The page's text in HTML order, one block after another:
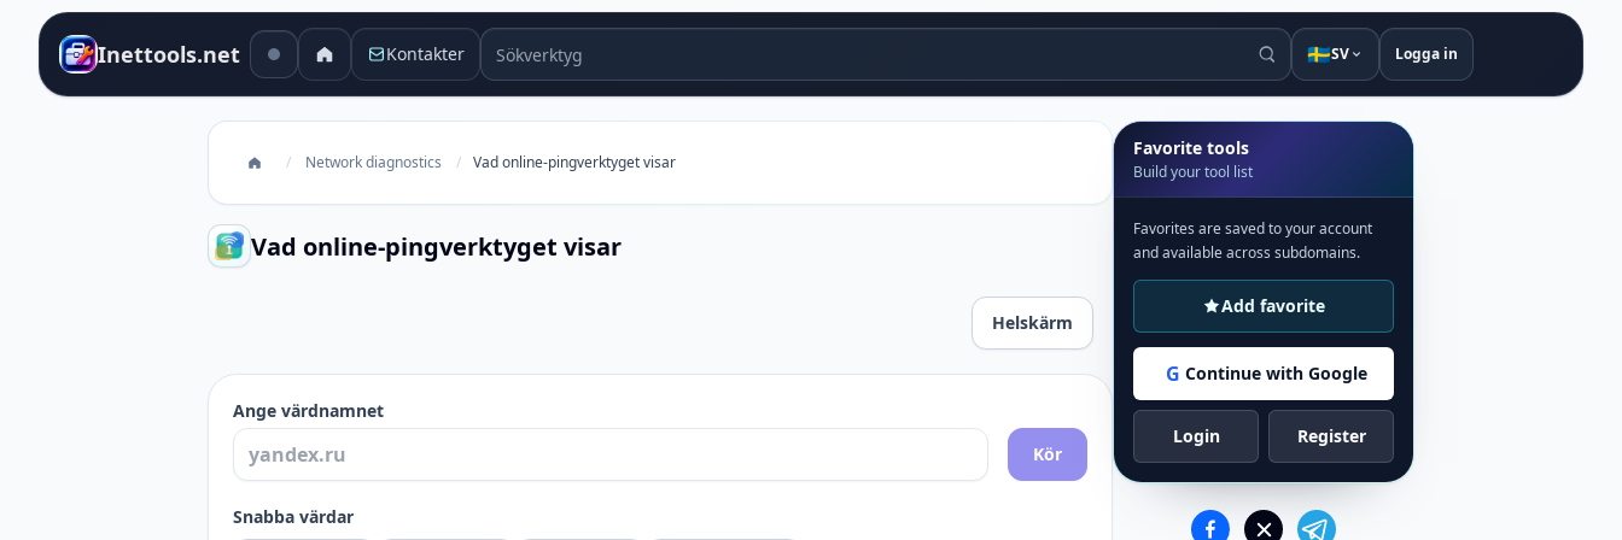
Inettools.net Kontakter Sökverktyg 🇸🇪SV Logga in
/ Network diagnostics / Vad online-pingverktyget visar
Vad online-pingverktyget visar
Helskärm
Ange värdnamnet
Kör
Snabba värdar
Favorite tools
Build your tool list
Favorites are saved to your account
and available across subdomains.
Add favorite
G Continue with Google
Login Register